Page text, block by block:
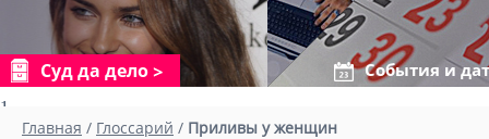
Суд да дело События и
1
Главная / Глоссарий / Приливы у женщин